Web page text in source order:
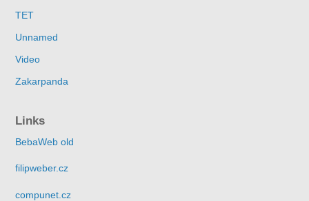
TET
Unnamed
Video
Zakarpanda
Links
BebaWeb old
filipweber.cz
compunet.cz